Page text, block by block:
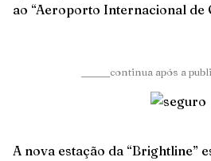
ao “Aeroporto Internacional de
______continua após a
A nova estação da “Brightline”